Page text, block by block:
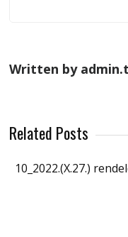
Written by
Related Posts
10_2022.(X.27.)